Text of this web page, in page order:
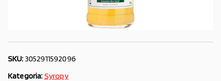
SKU: 3052911592096
Kategoria: Syropy